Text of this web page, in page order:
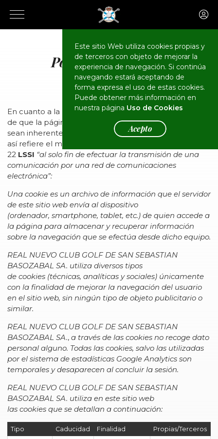
Este sitio Web utiliza cookies propias y
de terceros con objeto de mejorar la
experiencia de navegación. Si continúa
navegando estará aceptando de
forma expresa el uso de estas cookies.
Puede obtener más información en
nuestra página Uso de Cookies
Acepto
Política de Cookies
En cuanto a la política de cookies de la web, en caso
de que la página web disponga de ellas y éstas no
sean inherentes al funcionamiento de la WEB o como
así refiere el mencionado apartado 2 del artículo
22 LSSI “al solo fin de efectuar la transmisión de una
comunicación por una red de comunicaciones
electrónica”:
Una cookie es un archivo de información que el servidor
de este sitio web envía al dispositivo
(ordenador, smartphone, tablet, etc.) de quien accede a
la página para almacenar y recuperar información
sobre la navegación que se efectúa desde dicho equipo.
REAL NUEVO CLUB GOLF DE SAN SEBASTIAN
BASOZABAL SA. utiliza diversos tipos
de cookies (técnicas, analíticas y sociales) únicamente
con la finalidad de mejorar la navegación del usuario
en el sitio web, sin ningún tipo de objeto publicitario o
similar.
REAL NUEVO CLUB GOLF DE SAN SEBASTIAN
BASOZABAL SA., a través de las cookies no recoge dato
personal alguno. Todas las cookies, salvo las utilizadas
por el sistema de estadísticas Google Analytics son
temporales y desaparecen al concluir la sesión.
REAL NUEVO CLUB GOLF DE SAN SEBASTIAN
BASOZABAL SA. utiliza en este sitio web
las cookies que se detallan a continuación:
Tipo Caducidad Finalidad
Propias/Terceros